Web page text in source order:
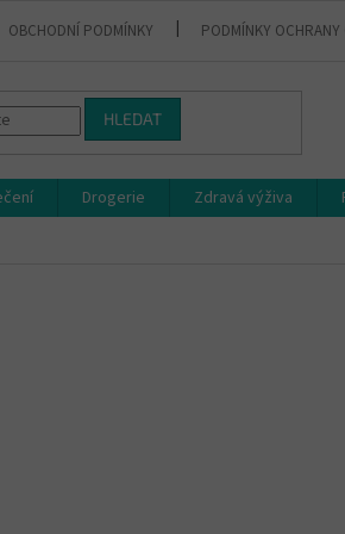
OBCHODNÍ PODMÍNKY PODMÍNKY OCHRANY
HLEDAT
Drogerie Zdravá výživa